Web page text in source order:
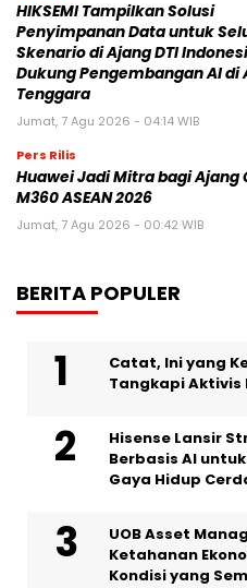
HIKSEMI Tampilkan Solusi
Penyimpanan Data untuk
Skenario di Ajang DTI
Dukung Pengembangan AI di
Tenggara
Jumat, 7 Agu 2026 - 04:14 WIB
Pers Rilis
Huawei Jadi Mitra bagi Ajang
M360 ASEAN 2026
Jumat, 7 Agu 2026 - 00:42 WIB
BERITA POPULER
Catat, Ini yang
Tangkapi Aktivis
Hisense Lansir
Berbasis AI
Gaya Hidup
UOB Asset
Ketahanan
Kondisi yang